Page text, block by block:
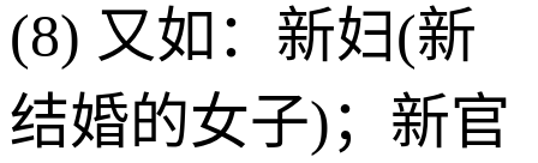
(8) 又如：新妇(新
结婚的女子)；新官